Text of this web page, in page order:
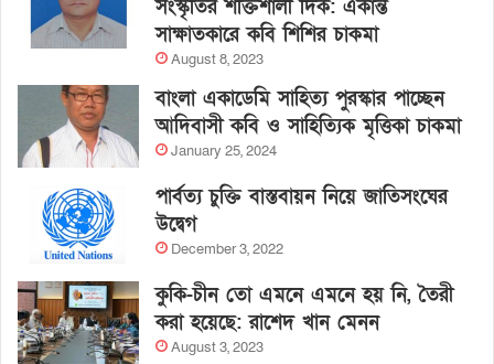
সংস্কৃতির শক্তিশালী দিক: একান্ত
সাক্ষাতকারে কবি শিশির চাকমা
August 8, 2023
বাংলা একাডেমি সাহিত্য পুরস্কার পাচ্ছেন
আদিবাসী কবি ও সাহিত্যিক মৃত্তিকা চাকমা
January 25, 2024
পার্বত্য চুক্তি বাস্তবায়ন নিয়ে জাতিসংঘের
উদ্বেগ
December 3, 2022
কুকি-চীন তো এমনে এমনে হয় নি, তৈরী
করা হয়েছে: রাশেদ খান মেনন
August 3, 2023